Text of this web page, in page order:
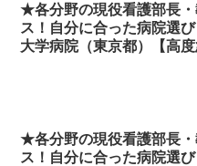
★各分野の現役看護部長
ス！自分に合った病院選
大学病院（東京都）【高度
★各分野の現役看護部長
ス！自分に合った病院選